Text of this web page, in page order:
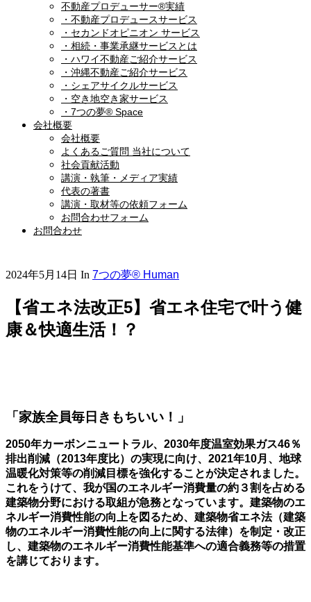
不動産プロデューサー®実績
・不動産プロデュースサービス
・セカンドオピニオン サービス
・相続・事業承継サービスとは
・ハワイ不動産ご紹介サービス
・沖縄不動産ご紹介サービス
・シェアサイクルサービス
・空き地空き家サービス
・7つの夢® Space
会社概要
会社概要
よくあるご質問 当社について
社会貢献活動
講演・執筆・メディア実績
代表の著書
講演・取材等の依頼フォーム
お問合わせフォーム
お問合わせ
2024年5月14日 In 7つの夢® Human
【省エネ法改正5】省エネ住宅で叶う健
康＆快適生活！？
「家族全員毎日きもちいい！」
2050年カーボンニュートラル、2030年度温室効果ガス46％
排出削減（2013年度比）の実現に向け、2021年10月、地球
温暖化対策等の削減目標を強化することが決定されました。
これをうけて、我が国のエネルギー消費量の約３割を占める
建築物分野における取組が急務となっています。建築物のエ
ネルギー消費性能の向上を図るため、建築物省エネ法（建築
物のエネルギー消費性能の向上に関する法律）を制定・改正
し、建築物のエネルギー消費性能基準への適合義務等の措置
を講じております。